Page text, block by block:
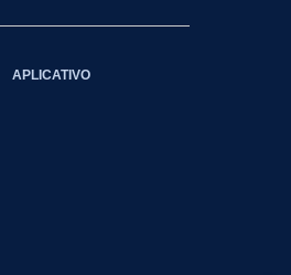
APLICATIVO